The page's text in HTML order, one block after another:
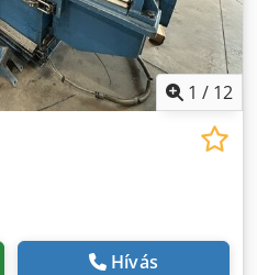
1 / 12
Hívás